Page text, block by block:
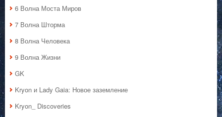
6 Волна Моста Миров
7 Волна Шторма
8 Волна Человека
9 Волна Жизни
GK
Kryon и Lady Gaia: Новое заземление
Kryon_ Discoveries